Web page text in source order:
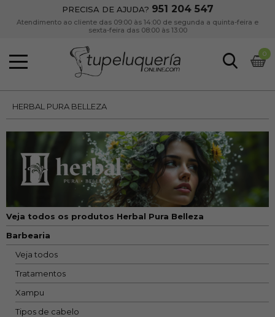
PRECISA DE AJUDA? 951 204 547
Atendimento ao cliente das 09:00 às 14:00 de segunda a quinta-feira e
sexta-feira das 08:00 às 13:00
0
HERBAL PURA BELLEZA
Veja todos os produtos Herbal Pura Belleza
Barbearia
Veja todos
Tratamentos
Xampu
Tipos de cabelo